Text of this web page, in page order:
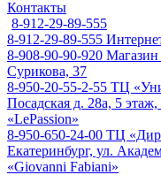
Контакты
8-912-29-89-555
8-912-29-89-555
8-908-90-90-920 Магазин
Сурикова, 37
8-950-20-55-2-55 ТЦ
Посадская д. 28а, 5
«LePassion»
8-950-650-24-00 ТЦ
Екатеринбург, ул.
«Giovanni Fabiani»